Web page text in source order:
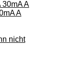
A
nicht